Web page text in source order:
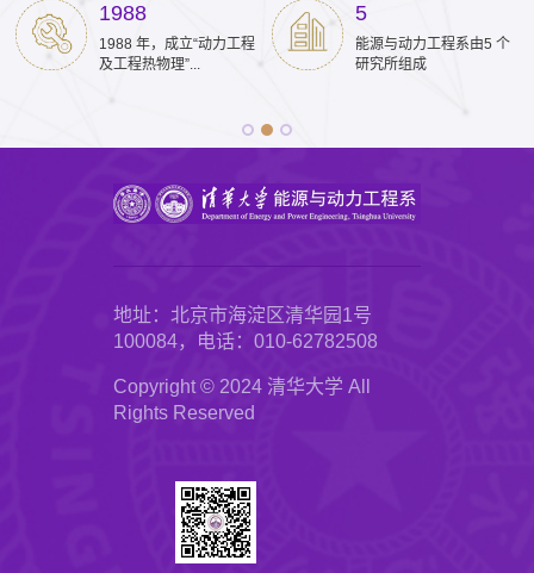
1988
1988 年，成立“动力工程
及工程热物理”...
5
能源与动力工程系由5 个
研究所组成
地址：北京市海淀区清华园1号
100084，电话：010-62782508
Copyright © 2024 清华大学 All
Rights Reserved